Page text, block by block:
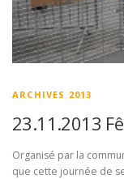
ARCHIVES 2013
23.11.2013
Organisé par la
que cette journée de